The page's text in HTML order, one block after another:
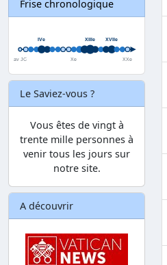
Frise chronologique
Le Saviez-vous ?
Vous êtes de vingt à
trente mille personnes à
venir tous les jours sur
notre site.
A découvrir